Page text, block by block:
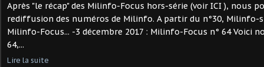
Après "le récap" des Milinfo-Focus hors-série (voir ICI ), nous
rediffusion des numéros de Milinfo. A partir du n°30, Milinfo-
Milinfo-Focus... -3 décembre 2017 : Milinfo-Focus n° 64 Voici
64,...
Lire la suite